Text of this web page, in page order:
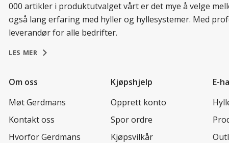
000 artikler i produktutvalget vårt er det mye å velge
også lang erfaring med hyller og hyllesystemer. Med
leverandør for alle bedrifter.
LES MER
Om oss
Møt Gerdmans
Kontakt oss
Hvorfor Gerdmans
Kjøpshjelp
Opprett konto
Spor ordre
Kjøpsvilkår
E-